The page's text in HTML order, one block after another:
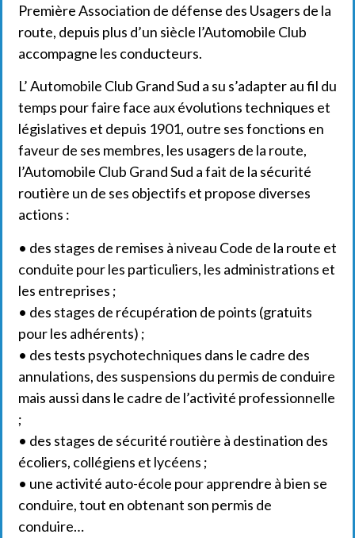
Première Association de défense des Usagers de la
route, depuis plus d’un siècle l’Automobile Club
accompagne les conducteurs.
L’ Automobile Club Grand Sud a su s’adapter au fil du
temps pour faire face aux évolutions techniques et
législatives et depuis 1901, outre ses fonctions en
faveur de ses membres, les usagers de la route,
l’Automobile Club Grand Sud a fait de la sécurité
routière un de ses objectifs et propose diverses
actions :
• des stages de remises à niveau Code de la route et
conduite pour les particuliers, les administrations et
les entreprises ;
• des stages de récupération de points (gratuits
pour les adhérents) ;
• des tests psychotechniques dans le cadre des
annulations, des suspensions du permis de conduire
mais aussi dans le cadre de l’activité professionnelle
;
• des stages de sécurité routière à destination des
écoliers, collégiens et lycéens ;
• une activité auto-école pour apprendre à bien se
conduire, tout en obtenant son permis de
conduire…